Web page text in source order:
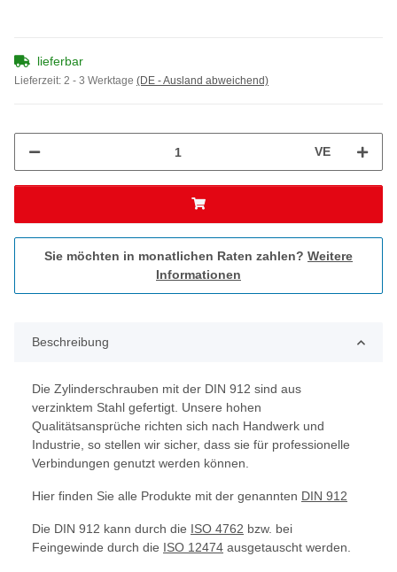
lieferbar
Lieferzeit: 2 - 3 Werktage (DE - Ausland abweichend)
VE
Sie möchten in monatlichen Raten zahlen? Weitere
Informationen
Beschreibung
Die Zylinderschrauben mit der DIN 912 sind aus
verzinktem Stahl gefertigt. Unsere hohen
Qualitätsansprüche richten sich nach Handwerk und
Industrie, so stellen wir sicher, dass sie für professionelle
Verbindungen genutzt werden können.
Hier finden Sie alle Produkte mit der genannten DIN 912
Die DIN 912 kann durch die ISO 4762 bzw. bei
Feingewinde durch die ISO 12474 ausgetauscht werden.